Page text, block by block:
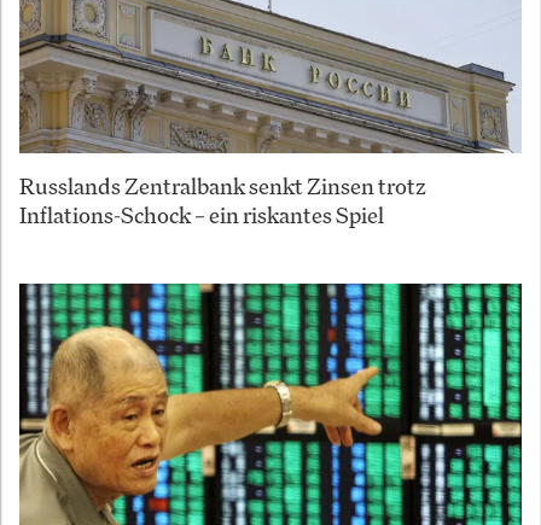
Russlands Zentralbank senkt Zinsen trotz
Inflations-Schock – ein riskantes Spiel